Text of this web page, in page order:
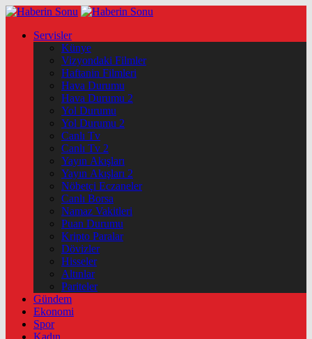
Servisler
Künye
Vizyondaki Filmler
Haftanin Filmleri
Hava Durumu
Hava Durumu 2
Yol Durumu
Yol Durumu 2
Canlı Tv
Canlı Tv 2
Yayın Akışları
Yayın Akışları 2
Nöbetçi Eczaneler
Canlı Borsa
Namaz Vakitleri
Puan Durumu
Kripto Paralar
Dövizler
Hisseler
Altınlar
Pariteler
Gündem
Ekonomi
Spor
Kadın